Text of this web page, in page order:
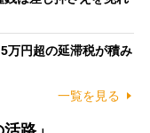
万円超の延滞税が積み
一覧を見る